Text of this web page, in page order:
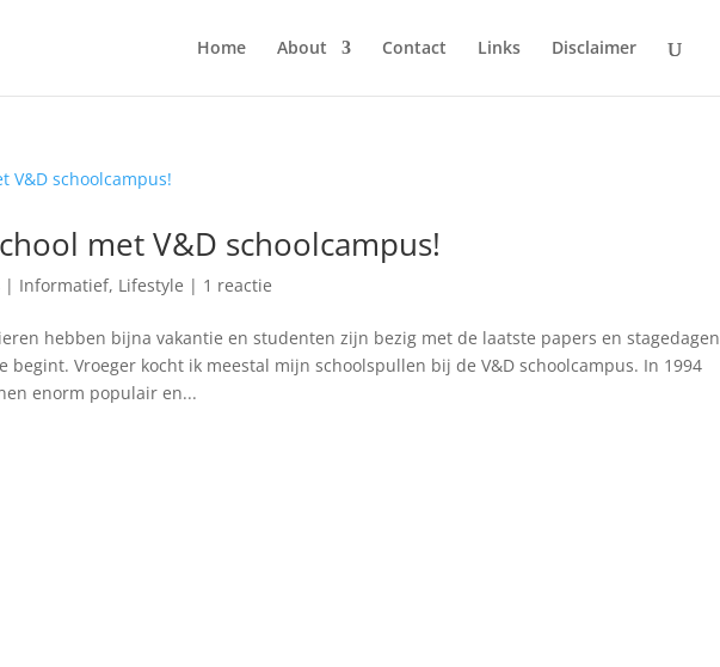
Home About Contact Links Disclaimer
met V&D schoolcampus!
| Informatief, Lifestyle | 1 reactie
hebben bijna vakantie en studenten zijn bezig met de laatste papers en stagedagen
begint. Vroeger kocht ik meestal mijn schoolspullen bij de V&D schoolcampus. In 1994
enorm populair en...